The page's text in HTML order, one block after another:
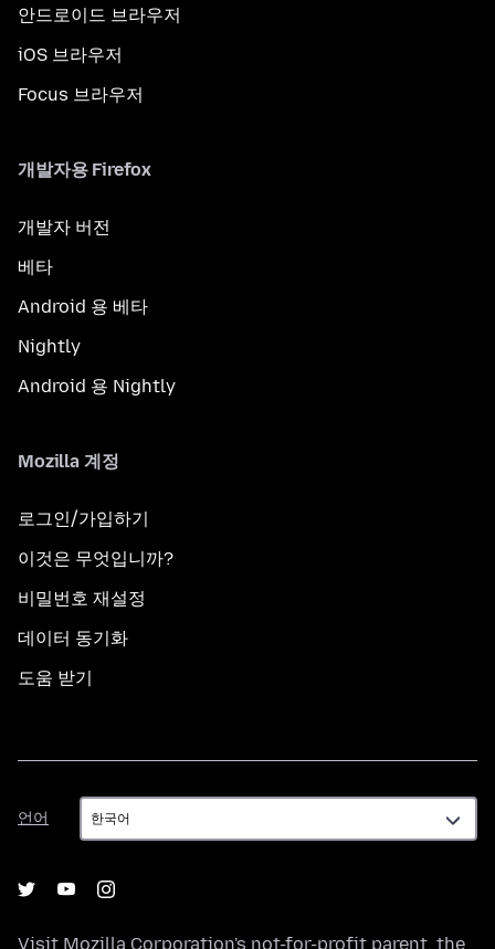
안드로이드 브라우저
iOS 브라우저
Focus 브라우저
개발자용 Firefox
개발자 버전
베타
Android 용 베타
Nightly
Android 용 Nightly
Mozilla 계정
로그인/가입하기
이것은 무엇입니까?
비밀번호 재설정
데이터 동기화
도움 받기
언어
언
어
Visit Mozilla Corporation's not-for-profit parent, the